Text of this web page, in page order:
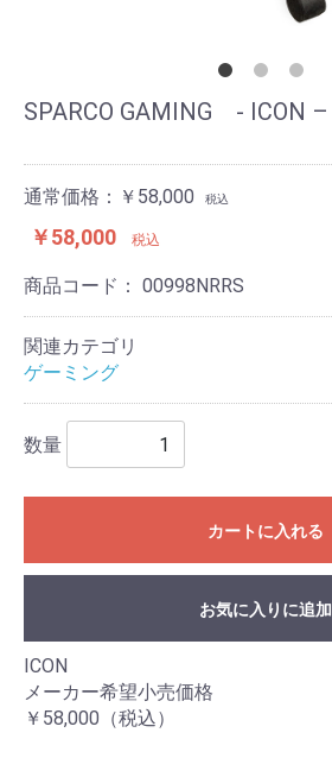
SPARCO GAMING - ICON –
通常価格：￥58,000 税込
￥58,000 税込
商品コード： 00998NRRS
関連カテゴリ
ゲーミング
数量
カートに入れる
お気に入りに追加
ICON
メーカー希望小売価格
￥58,000（税込）